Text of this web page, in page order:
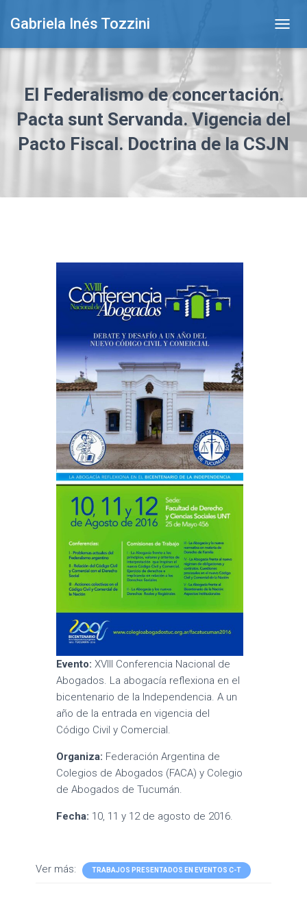
Gabriela Inés Tozzini
O
E
A
V
El Federalismo de concertación.
Pacta sunt Servanda. Vigencia del
Pacto Fiscal. Doctrina de la CSJN
Evento: XVIII Conferencia Nacional de
Abogados. La abogacía reflexiona en el
bicentenario de la Independencia. A un
año de la entrada en vigencia del
Código Civil y Comercial.
Organiza: Federación Argentina de
Colegios de Abogados (FACA) y Colegio
de Abogados de Tucumán.
Fecha: 10, 11 y 12 de agosto de 2016.
Ver más: TRABAJOS PRESENTADOS EN EVENTOS C-T